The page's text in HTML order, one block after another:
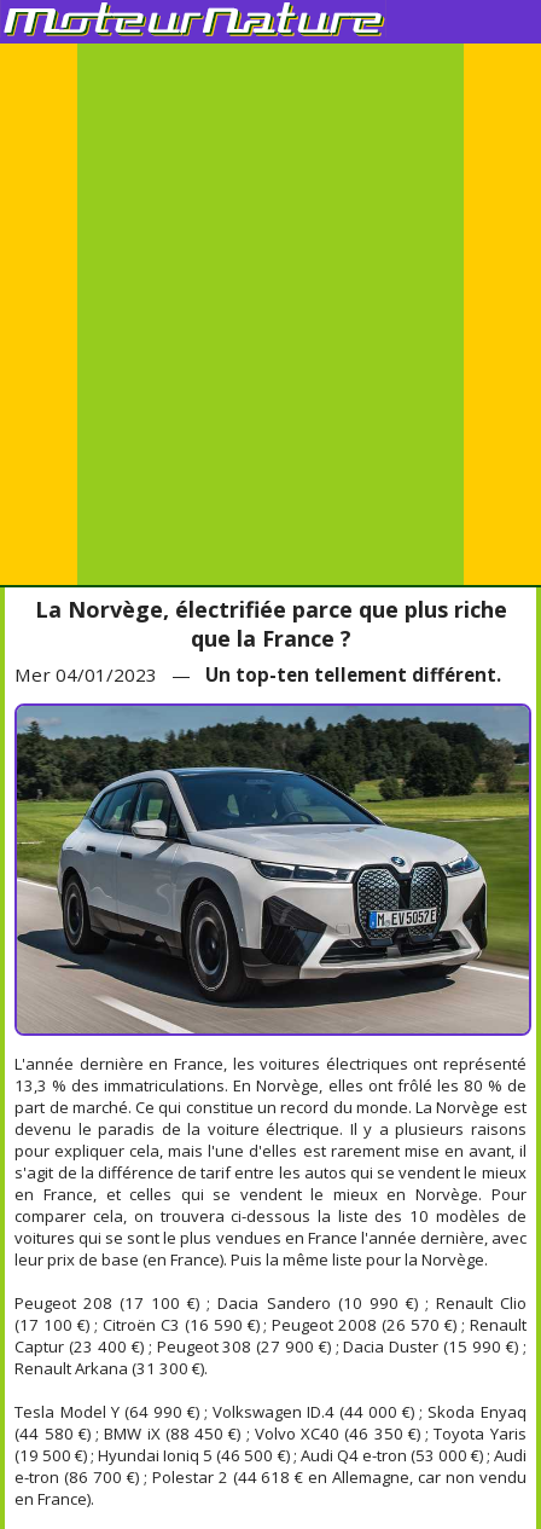
La Norvège, électrifiée parce que plus riche
que la France ?
Mer 04/01/2023 — Un top-ten tellement différent.
L'année dernière en France, les voitures électriques ont représenté
13,3 % des immatriculations. En Norvège, elles ont frôlé les 80 % de
part de marché. Ce qui constitue un record du monde. La Norvège est
devenu le paradis de la voiture électrique. Il y a plusieurs raisons
pour expliquer cela, mais l'une d'elles est rarement mise en avant, il
s'agit de la différence de tarif entre les autos qui se vendent le mieux
en France, et celles qui se vendent le mieux en Norvège. Pour
comparer cela, on trouvera ci-dessous la liste des 10 modèles de
voitures qui se sont le plus vendues en France l'année dernière, avec
leur prix de base (en France). Puis la même liste pour la Norvège.
Peugeot 208 (17 100 €) ; Dacia Sandero (10 990 €) ; Renault Clio
(17 100 €) ; Citroën C3 (16 590 €) ; Peugeot 2008 (26 570 €) ; Renault
Captur (23 400 €) ; Peugeot 308 (27 900 €) ; Dacia Duster (15 990 €) ;
Renault Arkana (31 300 €).
Tesla Model Y (64 990 €) ; Volkswagen ID.4 (44 000 €) ; Skoda Enyaq
(44 580 €) ; BMW iX (88 450 €) ; Volvo XC40 (46 350 €) ; Toyota Yaris
(19 500 €) ; Hyundai Ioniq 5 (46 500 €) ; Audi Q4 e-tron (53 000 €) ; Audi
e-tron (86 700 €) ; Polestar 2 (44 618 € en Allemagne, car non vendu
en France).